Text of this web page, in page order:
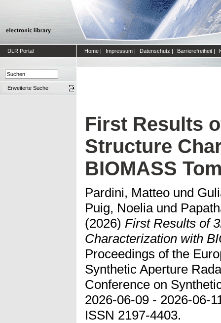
DLR Portal Home | Impressum | Datenschutz | Barrierefreiheit |
Erweiterte Suche
First Results
Structure
BIOMASS
Pardini, Matteo und
Puig, Noeliaund
(2026) First Results of
Characterization with
Proceedings of the
Synthetic Aperture
Conference on
2026-06-09 - 2026-06-
ISSN 2197-4403.